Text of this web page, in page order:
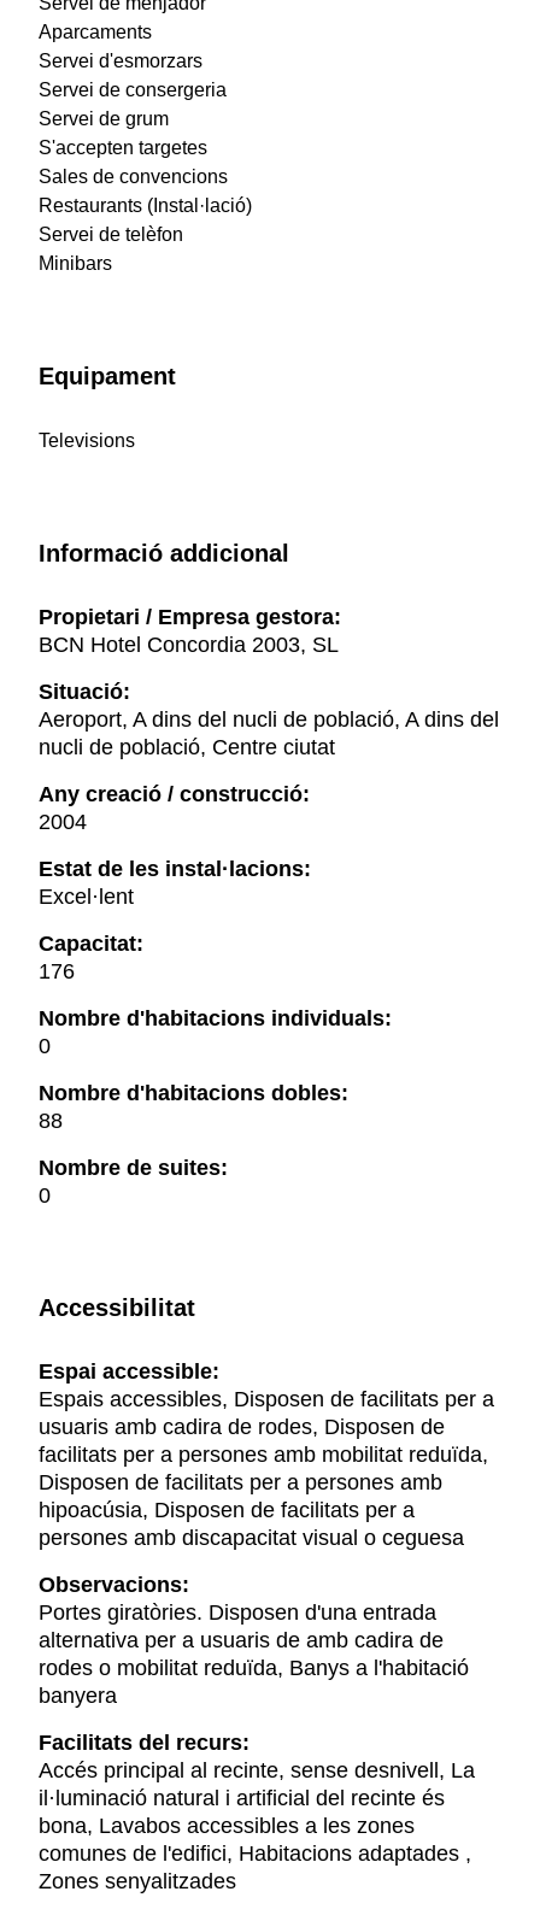
Aparcaments
Servei d'esmorzars
Servei de consergeria
Servei de grum
S'accepten targetes
Sales de convencions
Restaurants (Instal·lació)
Servei de telèfon
Minibars
Equipament
Televisions
Informació addicional
Propietari / Empresa gestora:
BCN Hotel Concordia 2003, SL
Situació:
Aeroport, A dins del nucli de població, A dins del
nucli de població, Centre ciutat
Any creació / construcció:
2004
Estat de les instal·lacions:
Excel·lent
Capacitat:
176
Nombre d'habitacions individuals:
0
Nombre d'habitacions dobles:
88
Nombre de suites:
0
Accessibilitat
Espai accessible:
Espais accessibles, Disposen de facilitats per a
usuaris amb cadira de rodes, Disposen de
facilitats per a persones amb mobilitat reduïda,
Disposen de facilitats per a persones amb
hipoacúsia, Disposen de facilitats per a
persones amb discapacitat visual o ceguesa
Observacions:
Portes giratòries. Disposen d'una entrada
alternativa per a usuaris de amb cadira de
rodes o mobilitat reduïda, Banys a l'habitació
banyera
Facilitats del recurs:
Accés principal al recinte, sense desnivell, La
il·luminació natural i artificial del recinte és
bona, Lavabos accessibles a les zones
comunes de l'edifici, Habitacions adaptades ,
Zones senyalitzades